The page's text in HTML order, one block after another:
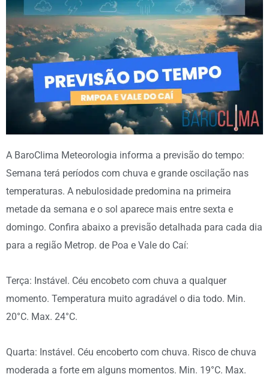
A BaroClima Meteorologia informa a previsão do tempo:
Semana terá períodos com chuva e grande oscilação nas
temperaturas. A nebulosidade predomina na primeira
metade da semana e o sol aparece mais entre sexta e
domingo. Confira abaixo a previsão detalhada para cada dia
para a região Metrop. de Poa e Vale do Caí:
Terça: Instável. Céu encobeto com chuva a qualquer
momento. Temperatura muito agradável o dia todo. Min.
20°C. Max. 24°C.
Quarta: Instável. Céu encoberto com chuva. Risco de chuva
moderada a forte em alguns momentos. Min. 19°C. Max.